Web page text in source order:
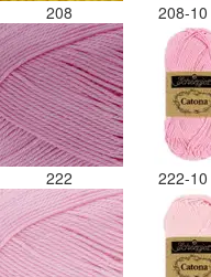
208 208-10
222 222-10